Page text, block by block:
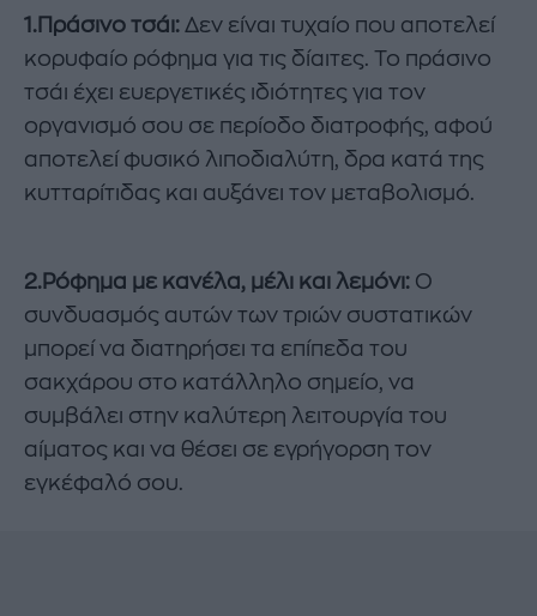
1.Πράσινο τσάι: Δεν είναι τυχαίο που αποτελεί
κορυφαίο ρόφημα για τις δίαιτες. Το πράσινο
τσάι έχει ευεργετικές ιδιότητες για τον
οργανισμό σου σε περίοδο διατροφής, αφού
αποτελεί φυσικό λιποδιαλύτη, δρα κατά της
κυτταρίτιδας και αυξάνει τον μεταβολισμό.
2.Ρόφημα με κανέλα, μέλι και λεμόνι: Ο
συνδυασμός αυτών των τριών συστατικών
μπορεί να διατηρήσει τα επίπεδα του
σακχάρου στο κατάλληλο σημείο, να
συμβάλει στην καλύτερη λειτουργία του
αίματος και να θέσει σε εγρήγορση τον
εγκέφαλό σου.